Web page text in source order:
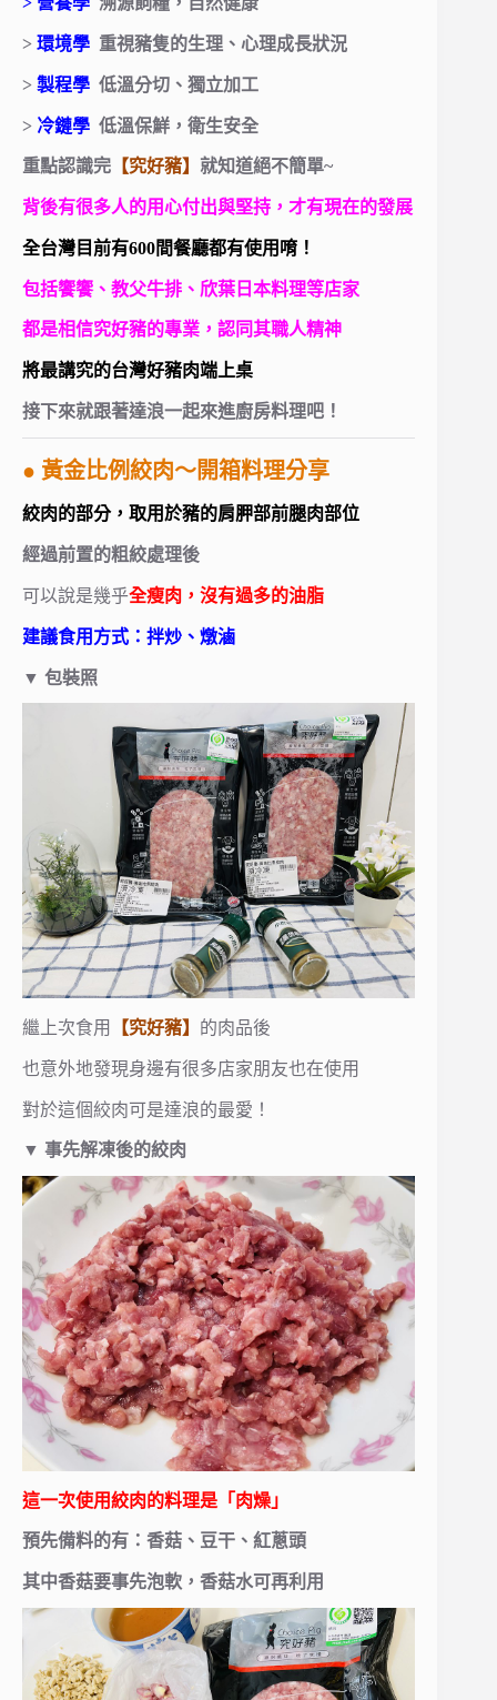
> 環境學 重視豬隻的生理、心理成長狀況
> 製程學 低溫分切、獨立加工
> 冷鏈學 低溫保鮮，衛生安全
重點認識完 【究好豬】 就知道絕不簡單~
背後有很多人的用心付出與堅持，才有現在的發展
全台灣目前有600間餐廳都有使用唷！
包括饗饗、教父牛排、欣葉日本料理等店家
都是相信究好豬的專業，認同其職人精神
將最講究的台灣好豬肉端上桌
接下來就跟著達浪一起來進廚房料理吧！
● 黃金比例絞肉～開箱料理分享
絞肉的部分，取用於豬的肩胛部前腿肉部位
經過前置的粗絞處理後
可以說是幾乎全瘦肉，沒有過多的油脂
建議食用方式：拌炒、燉滷
▼ 包裝照
繼上次食用 【究好豬】 的肉品後
也意外地發現身邊有很多店家朋友也在使用
對於這個絞肉可是達浪的最愛！
▼ 事先解凍後的絞肉
這一次使用絞肉的料理是「肉燥」
預先備料的有：香菇、豆干、紅蔥頭
其中香菇要事先泡軟，香菇水可再利用